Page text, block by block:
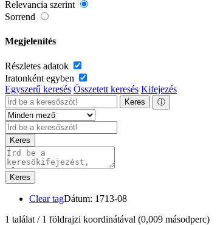
Relevancia szerint
Sorrend
Megjelenítés
Részletes adatok
Iratonként egyben
Egyszerű keresés Összetett keresés Kifejezés
Keres ⓘ
Keres
Keres
Clear tagDátum: 1713-08
1 találat / 1 földrajzi koordinátával (0,009 másodperc)